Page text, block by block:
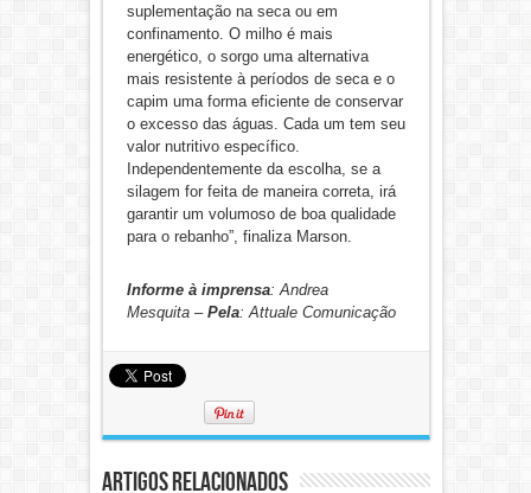
suplementação na seca ou em
confinamento. O milho é mais
energético, o sorgo uma alternativa
mais resistente à períodos de seca e o
capim uma forma eficiente de conservar
o excesso das águas. Cada um tem seu
valor nutritivo específico.
Independentemente da escolha, se a
silagem for feita de maneira correta, irá
garantir um volumoso de boa qualidade
para o rebanho”, finaliza Marson.
Informe à imprensa: Andrea
Mesquita – Pela: Attuale Comunicação
Artigos Relacionados